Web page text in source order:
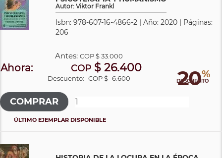
Autor: Viktor Frankl
Isbn: 978-607-16-4866-2 | Año: 2020 | Páginas:
206
20%
DESCUENTO
Antes: COP$ 33.000
Ahora: COP$ 26.400
Descuento: COP $ -6.600
ÚLTIMO EJEMPLAR DISPONIBLE